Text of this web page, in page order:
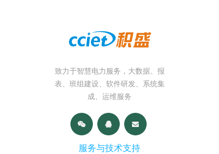
致力于智慧电力服务，大数据、报
表、班组建设、软件研发、系统集
成、运维服务
服务与技术支持